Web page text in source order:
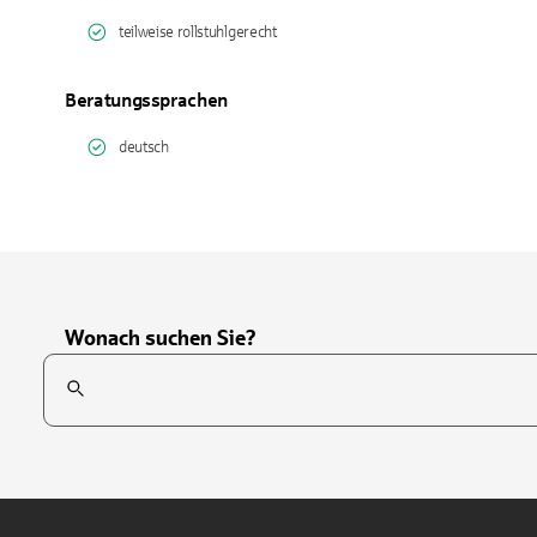
teilweise rollstuhlgerecht
Beratungssprachen
deutsch
Wonach suchen Sie?
Suchfeld